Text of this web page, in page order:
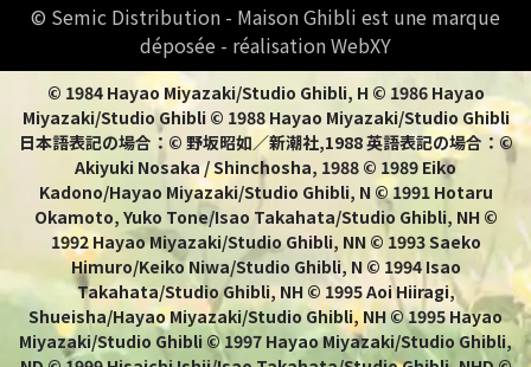
© Semic Distribution - Maison Ghibli est une marque
déposée - réalisation WebXY
© 1984 Hayao Miyazaki/Studio Ghibli, H © 1986 Hayao
Miyazaki/Studio Ghibli © 1988 Hayao Miyazaki/Studio Ghibli
日本語表記の場合：© 野坂昭如／新潮社,1988 英語表記の場合：©
Akiyuki Nosaka / Shinchosha, 1988 © 1989 Eiko
Kadono/Hayao Miyazaki/Studio Ghibli, N © 1991 Hotaru
Okamoto, Yuko Tone/Isao Takahata/Studio Ghibli, NH ©
1992 Hayao Miyazaki/Studio Ghibli, NN © 1993 Saeko
Himuro/Keiko Niwa/Studio Ghibli, N © 1994 Isao
Takahata/Studio Ghibli, NH © 1995 Aoi Hiiragi,
Shueisha/Hayao Miyazaki/Studio Ghibli, NH © 1995 Hayao
Miyazaki/Studio Ghibli © 1997 Hayao Miyazaki/Studio Ghibli,